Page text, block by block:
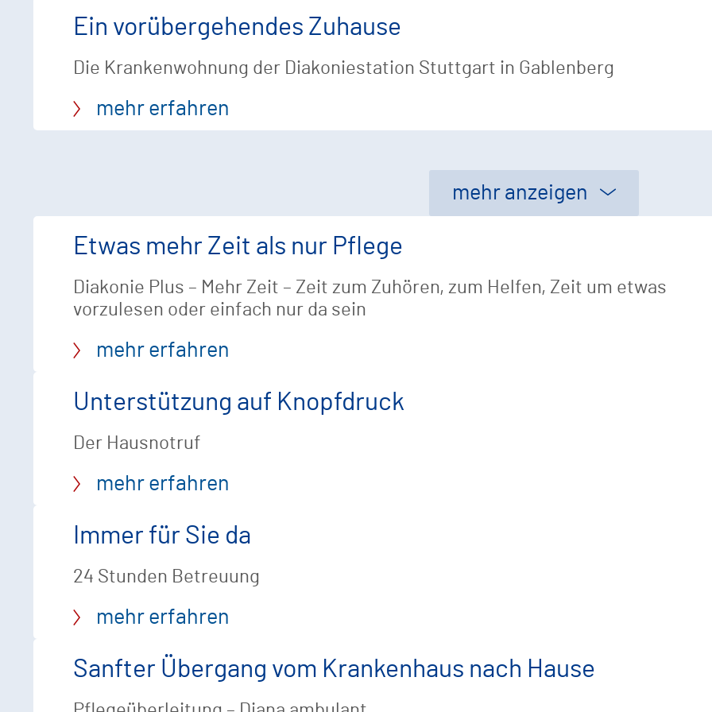
Ein vorübergehendes Zuhause
Die Krankenwohnung der Diakoniestation Stuttgart in Gablenberg
mehr erfahren
mehr anzeigen
Etwas mehr Zeit als nur Pflege
Diakonie Plus – Mehr Zeit – Zeit zum Zuhören, zum Helfen, Zeit um etwas
vorzulesen oder einfach nur da sein
mehr erfahren
Unterstützung auf Knopfdruck
Der Hausnotruf
mehr erfahren
Immer für Sie da
24 Stunden Betreuung
mehr erfahren
Sanfter Übergang vom Krankenhaus nach Hause